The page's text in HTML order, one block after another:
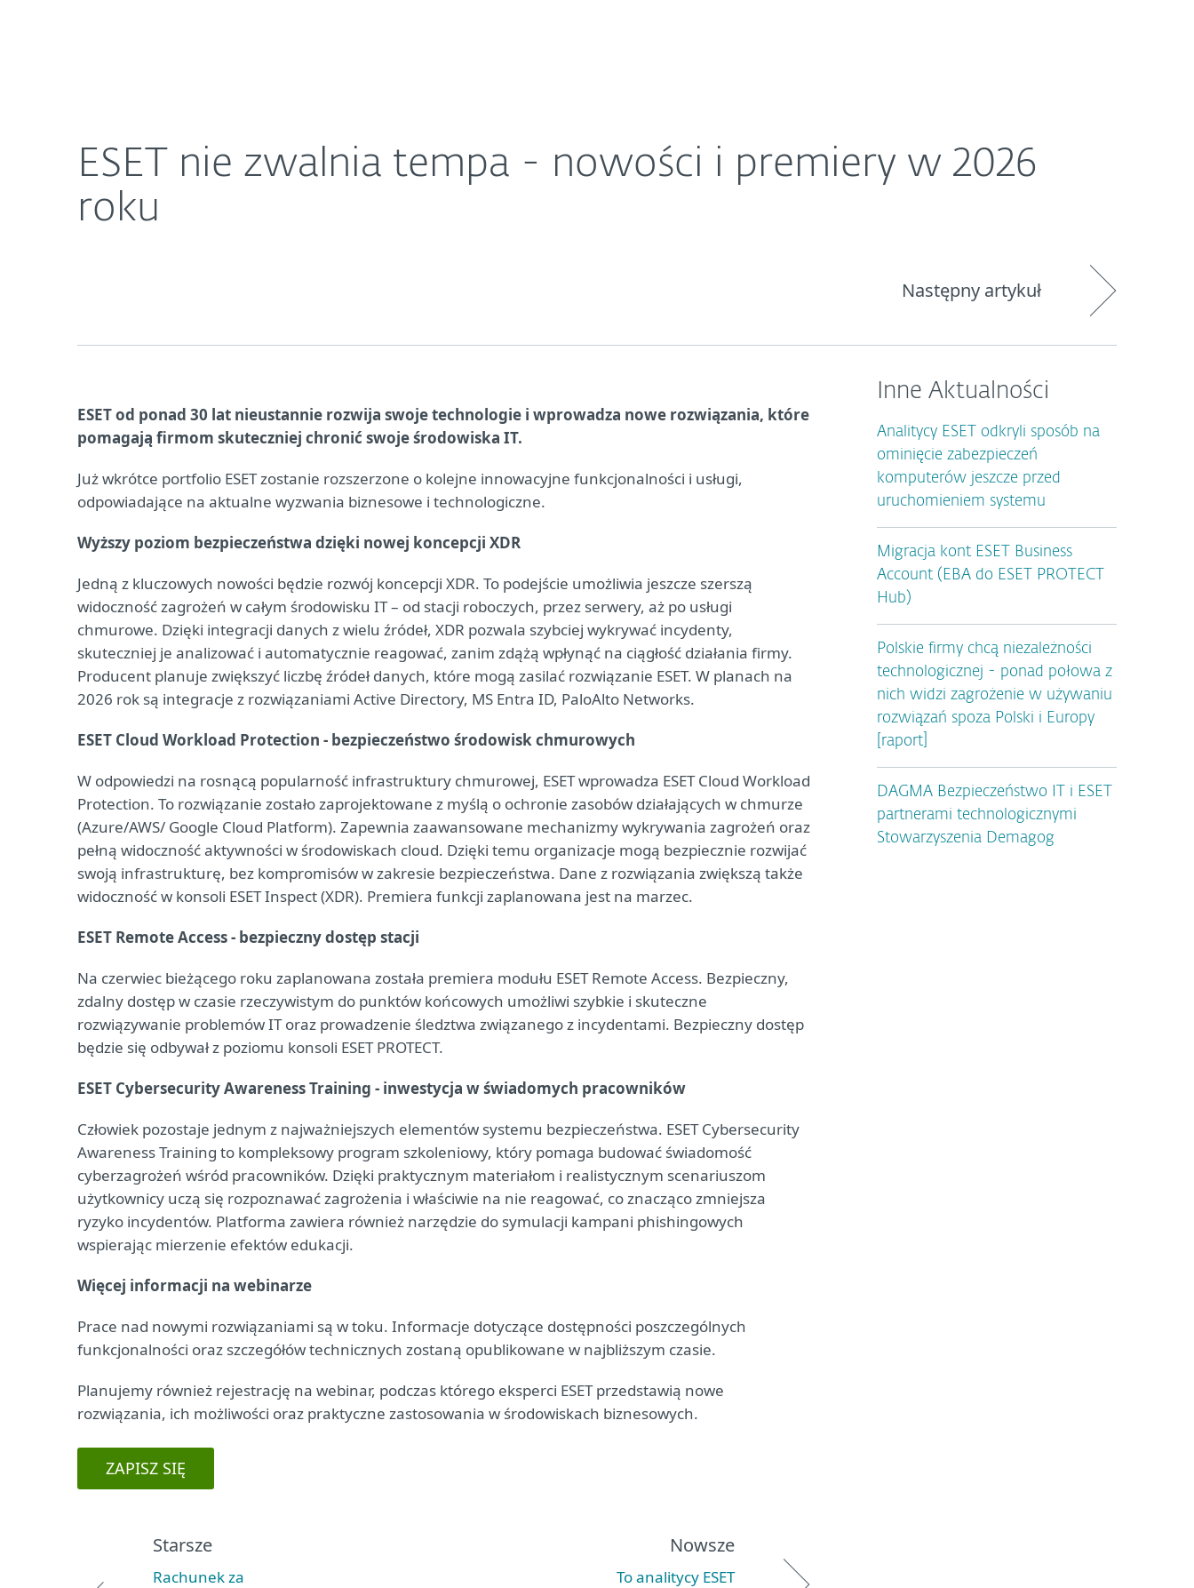
ESET nie zwalnia tempa - nowości i premiery w 2026
roku
Następny artykuł
ESET od ponad 30 lat nieustannie rozwija swoje technologie i wprowadza nowe rozwiązania, które
pomagają firmom skuteczniej chronić swoje środowiska IT.
Już wkrótce portfolio ESET zostanie rozszerzone o kolejne innowacyjne funkcjonalności i usługi,
odpowiadające na aktualne wyzwania biznesowe i technologiczne.
Wyższy poziom bezpieczeństwa dzięki nowej koncepcji XDR
Jedną z kluczowych nowości będzie rozwój koncepcji XDR. To podejście umożliwia jeszcze szerszą
widoczność zagrożeń w całym środowisku IT – od stacji roboczych, przez serwery, aż po usługi
chmurowe. Dzięki integracji danych z wielu źródeł, XDR pozwala szybciej wykrywać incydenty,
skuteczniej je analizować i automatycznie reagować, zanim zdążą wpłynąć na ciągłość działania firmy.
Producent planuje zwiększyć liczbę źródeł danych, które mogą zasilać rozwiązanie ESET. W planach na
2026 rok są integracje z rozwiązaniami Active Directory, MS Entra ID, PaloAlto Networks.
ESET Cloud Workload Protection - bezpieczeństwo środowisk chmurowych
W odpowiedzi na rosnącą popularność infrastruktury chmurowej, ESET wprowadza ESET Cloud Workload
Protection. To rozwiązanie zostało zaprojektowane z myślą o ochronie zasobów działających w chmurze
(Azure/AWS/ Google Cloud Platform). Zapewnia zaawansowane mechanizmy wykrywania zagrożeń oraz
pełną widoczność aktywności w środowiskach cloud. Dzięki temu organizacje mogą bezpiecznie rozwijać
swoją infrastrukturę, bez kompromisów w zakresie bezpieczeństwa. Dane z rozwiązania zwiększą także
widoczność w konsoli ESET Inspect (XDR). Premiera funkcji zaplanowana jest na marzec.
ESET Remote Access - bezpieczny dostęp stacji
Na czerwiec bieżącego roku zaplanowana została premiera modułu ESET Remote Access. Bezpieczny,
zdalny dostęp w czasie rzeczywistym do punktów końcowych umożliwi szybkie i skuteczne
rozwiązywanie problemów IT oraz prowadzenie śledztwa związanego z incydentami. Bezpieczny dostęp
będzie się odbywał z poziomu konsoli ESET PROTECT.
ESET Cybersecurity Awareness Training - inwestycja w świadomych pracowników
Człowiek pozostaje jednym z najważniejszych elementów systemu bezpieczeństwa. ESET Cybersecurity
Awareness Training to kompleksowy program szkoleniowy, który pomaga budować świadomość
cyberzagrożeń wśród pracowników. Dzięki praktycznym materiałom i realistycznym scenariuszom
użytkownicy uczą się rozpoznawać zagrożenia i właściwie na nie reagować, co znacząco zmniejsza
ryzyko incydentów. Platforma zawiera również narzędzie do symulacji kampani phishingowych
wspierając mierzenie efektów edukacji.
Więcej informacji na webinarze
Prace nad nowymi rozwiązaniami są w toku. Informacje dotyczące dostępności poszczególnych
funkcjonalności oraz szczegółów technicznych zostaną opublikowane w najbliższym czasie.
Planujemy również rejestrację na webinar, podczas którego eksperci ESET przedstawią nowe
rozwiązania, ich możliwości oraz praktyczne zastosowania w środowiskach biznesowych.
ZAPISZ SIĘ
Starsze
Rachunek za
Nowsze
To analitycy ESET
Inne Aktualności
Analitycy ESET odkryli sposób na
ominięcie zabezpieczeń
komputerów jeszcze przed
uruchomieniem systemu
Migracja kont ESET Business
Account (EBA do ESET PROTECT
Hub)
Polskie firmy chcą niezależności
technologicznej - ponad połowa z
nich widzi zagrożenie w używaniu
rozwiązań spoza Polski i Europy
[raport]
DAGMA Bezpieczeństwo IT i ESET
partnerami technologicznymi
Stowarzyszenia Demagog